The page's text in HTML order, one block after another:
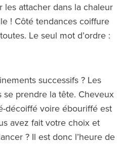
attacher dans la chaleur
! Côté tendances coiffure
Le seul mot d’ordre :
successifs ? Les
prendre la tête. Cheveux
décoiffé voire ébouriffé est
avez fait votre choix et
? Il est donc l’heure de